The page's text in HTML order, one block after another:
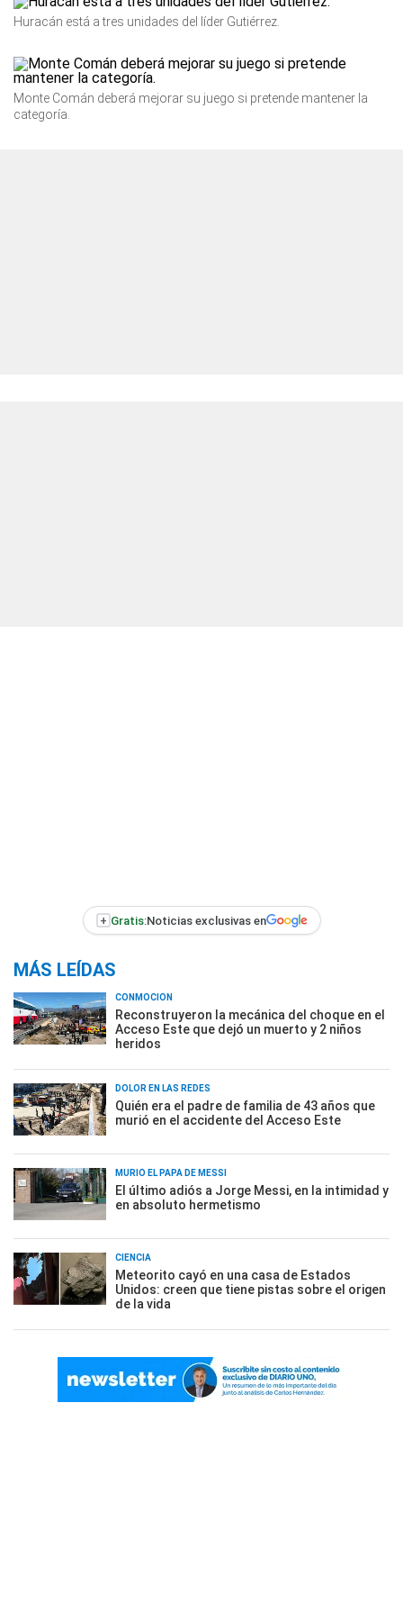
Huracán está a tres unidades del líder Gutiérrez.
Monte Comán deberá mejorar su juego si pretende mantener la
categoría.
+ Gratis:Noticias exclusivas en
MÁS LEÍDAS
CONMOCIÓN
Reconstruyeron la mecánica del choque en el
Acceso Este que dejó un muerto y 2 niños
heridos
DOLOR EN LAS REDES
Quién era el padre de familia de 43 años que
murió en el accidente del Acceso Este
MURIÓ EL PAPÁ DE MESSI
El último adiós a Jorge Messi, en la intimidad y
en absoluto hermetismo
CIENCIA
Meteorito cayó en una casa de Estados
Unidos: creen que tiene pistas sobre el origen
de la vida